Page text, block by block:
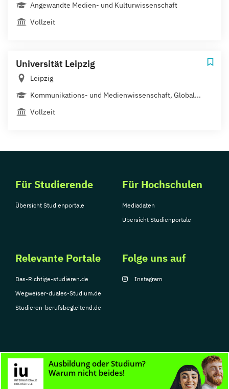
Angewandte Medien- und Kulturwissenschaft
Vollzeit
Universität Leipzig
Leipzig
Kommunikations- und Medienwissenschaft, Global...
Vollzeit
Für Studierende
Übersicht Studienportale
Für Hochschulen
Mediadaten
Übersicht Studienportale
Relevante Portale
Das-Richtige-studieren.de
Wegweiser-duales-Studium.de
Studieren-berufsbegleitend.de
Folge uns auf
Instagram
© Copyright 2026, TarGroup Media GmbH